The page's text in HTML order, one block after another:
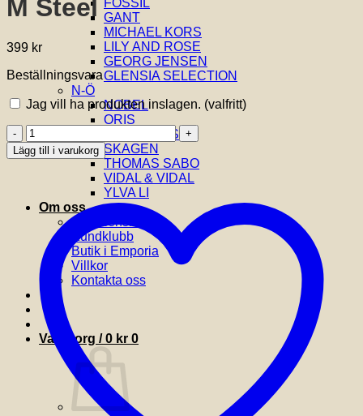
FOSSIL
GANT
MICHAEL KORS
LILY AND ROSE
GEORG JENSEN
GLENSIA SELECTION
N-Ö
NOBEL
ORIS
SIF JAKOBS
SKAGEN
THOMAS SABO
VIDAL & VIDAL
YLVA LI
Om oss
Om Glensia
Kundklubb
Butik i Emporia
Villkor
Kontakta oss
Varukorg /0 kr 0
M Steel
399 kr
Beställningsvara
Jag vill ha produkten inslagen. (valfritt)
EDBLAD
-
Peak
M
mängd
Lägg till i varukorg